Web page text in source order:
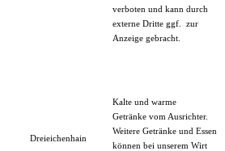
verboten und kann durch
externe Dritte ggf. zur
Anzeige gebracht.
Dreieichenhain
Kalte und warme
Getränke vom Ausrichter.
Weitere Getränke und Essen
können bei unserem Wirt